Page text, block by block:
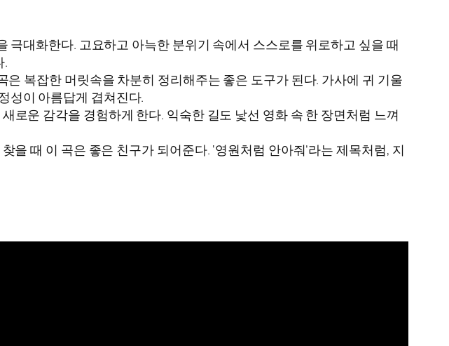
극대화한다. 고요하고 아늑한 분위기 속에서 스스로를 위로하고 싶을 때
.
복잡한 머릿속을 차분히 정리해주는 좋은 도구가 된다. 가사에 귀 기울
성이 아름답게 겹쳐진다.
로운 감각을 경험하게 한다. 익숙한 길도 낯선 영화 속 한 장면처럼 느껴
을 때 이 곡은 좋은 친구가 되어준다. ‘영원처럼 안아줘’라는 제목처럼, 지